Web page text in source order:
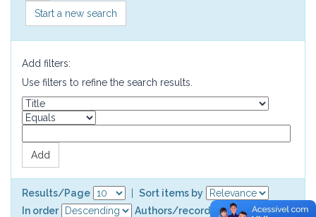
Start a new search
Add filters:
Use filters to refine the search results.
Results/Page
Sort items by
In order
Authors/record